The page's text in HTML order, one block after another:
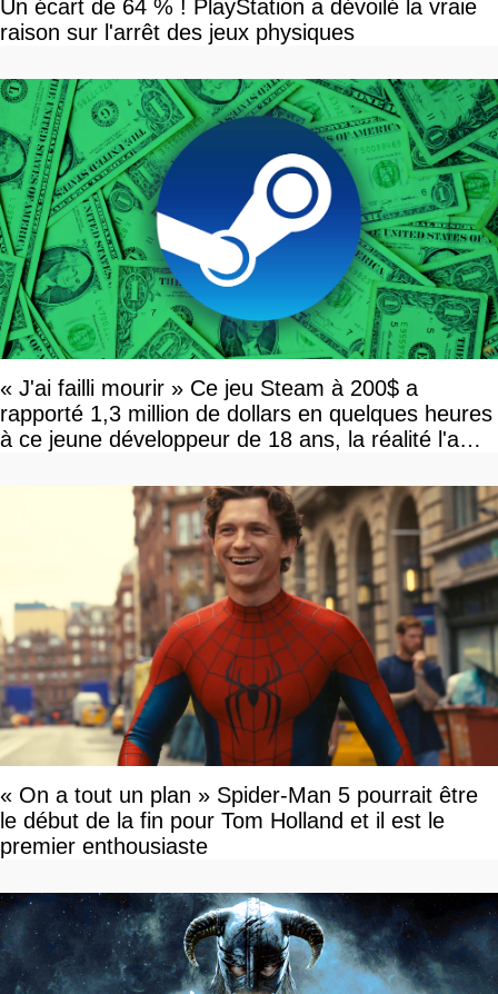
Un écart de 64 % ! PlayStation a dévoilé la vraie
raison sur l'arrêt des jeux physiques
« J'ai failli mourir » Ce jeu Steam à 200$ a
rapporté 1,3 million de dollars en quelques heures
à ce jeune développeur de 18 ans, la réalité l'a
« On a tout un plan » Spider-Man 5 pourrait être
le début de la fin pour Tom Holland et il est le
premier enthousiaste